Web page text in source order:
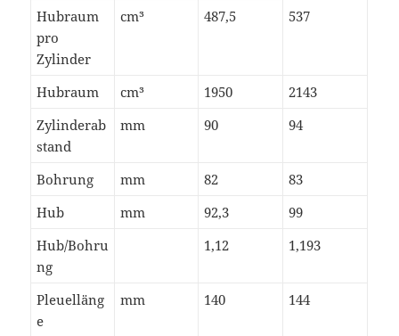
Hubraum
pro
Zylinder
cm³ 487,5 537
Hubraum cm³ 1950
2143
Zylinderab
stand
mm 90 94
Bohrung mm 82
83
Hub
mm 92,3
99
Hub/Bohru
ng
1,12 1,193
Pleuelläng
e
mm 140 144